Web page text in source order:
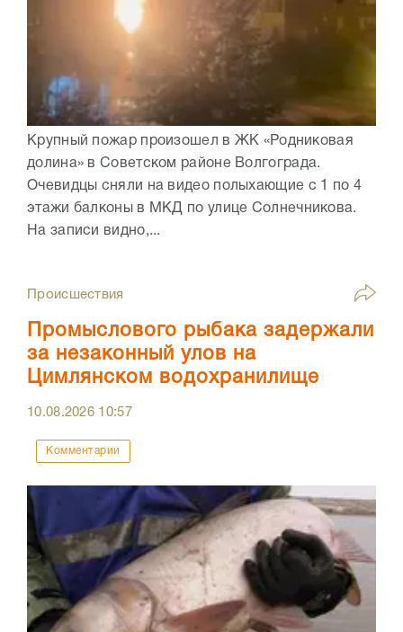
Крупный пожар произошел в ЖК «Родниковая
долина» в Советском районе Волгограда.
Очевидцы сняли на видео полыхающие с 1 по 4
этажи балконы в МКД по улице Солнечникова.
На записи видно,...
Происшествия
Промыслового рыбака задержали
за незаконный улов на
Цимлянском водохранилище
10.08.2026 10:57
Комментарии